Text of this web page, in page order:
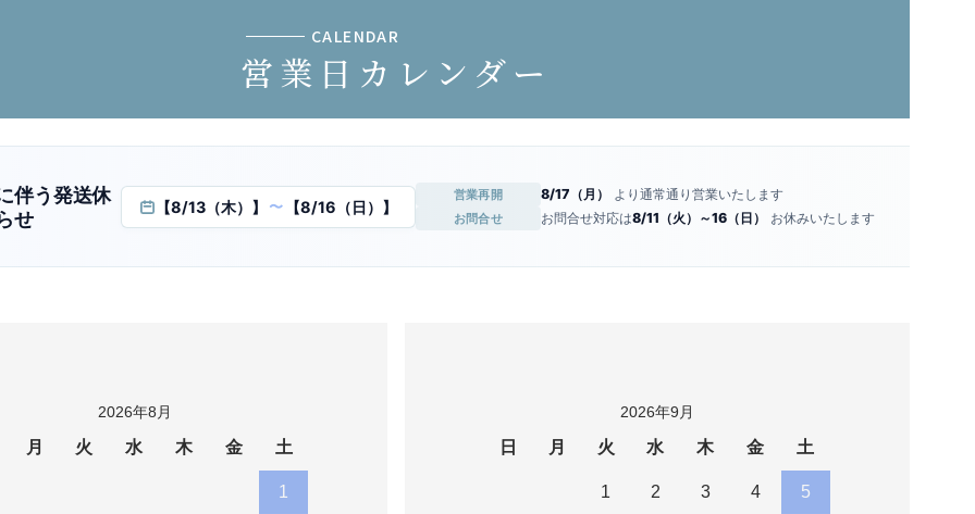
CALENDAR
営業日カレンダー
伴う発送休
せ
【8/13（木）】 〜 【8/16（日）】
営業再開 8/17（月） より通常通り営業いたします
お問合せ お問合せ対応は8/11（火）～16（日） お休みいたします
2026年8月
月 火 水 木 金 土
1
2026年9月
日 月 火 水 木 金 土
1 2 3 4 5